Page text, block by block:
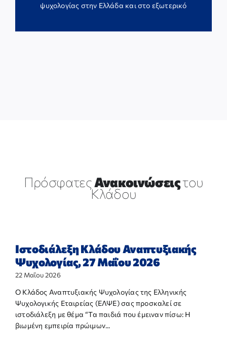
ψυχολογίας στην Ελλάδα και στο εξωτερικό
ΠρόσφατεςΑνακοινώσειςτου
Κλάδου
Ιστοδιάλεξη Κλάδου Αναπτυξιακής
Ψυχολογίας, 27 Μαΐου 2026
22 Μαΐου 2026
Ο Κλάδος Αναπτυξιακής Ψυχολογίας της Ελληνικής
Ψυχολογικής Εταιρείας (ΕΛΨΕ) σας προσκαλεί σε
ιστοδιάλεξη με θέμα “Τα παιδιά που έμειναν πίσω: Η
βιωμένη εμπειρία πρώιμων...